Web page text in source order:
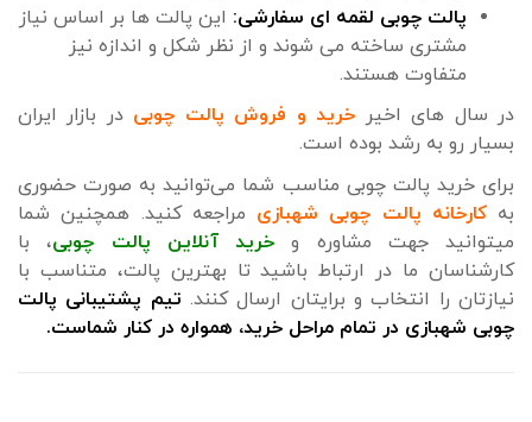
پالت چوبی لقمه ای سفارشی: این پالت ها بر اساس نیاز
مشتری ساخته می شوند و از نظر شکل و اندازه نیز
متفاوت هستند.
در سال های اخیر خرید و فروش پالت چوبی در بازار ایران
بسیار رو به رشد بوده است.
برای خرید پالت چوبی مناسب شما می‌توانید به صورت حضوری
بهکارخانه پالت چوبی شهبازی مراجعه کنید. همچنین شما
میتوانید جهت مشاوره و خرید آنلاین پالت چوبی، با
کارشناسان ما در ارتباط باشید تا بهترین پالت، متناسب با
نیازتان را انتخاب و برایتان ارسال کنند. تیم پشتیبانی پالت
چوبی شهبازی در تمام مراحل خرید، همواره در کنار شماست.